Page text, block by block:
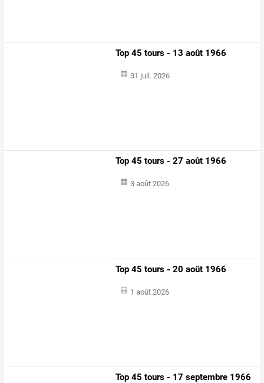
Top 45 tours - 13 août 1966
31 juil. 2026
Top 45 tours - 27 août 1966
3 août 2026
Top 45 tours - 20 août 1966
1 août 2026
Top 45 tours - 17 septembre 1966